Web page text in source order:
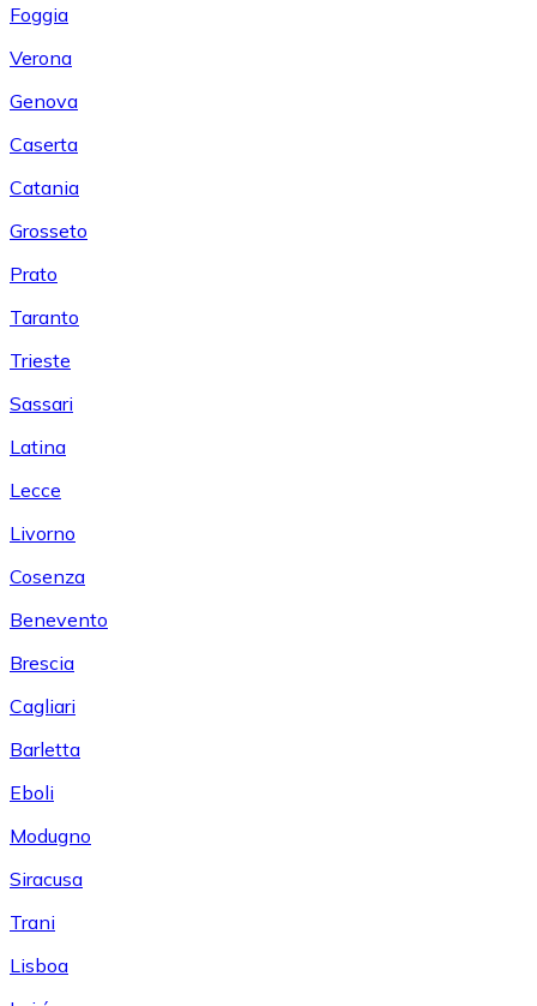
Foggia
Verona
Genova
Caserta
Catania
Grosseto
Prato
Taranto
Trieste
Sassari
Latina
Lecce
Livorno
Cosenza
Benevento
Brescia
Cagliari
Barletta
Eboli
Modugno
Siracusa
Trani
Lisboa